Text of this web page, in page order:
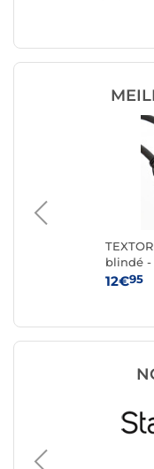
blindé -
12€95